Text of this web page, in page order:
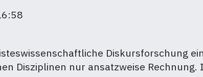
Diskursforschung
Disziplinen nur ansatzweise Rechnung.